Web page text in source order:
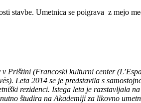
stavbe. Umetnica se poigrava z mejo
Prištini (Francoski kulturni center
Leta 2014 se je predstavila s
rezidenci. Istega leta je razstavljala
študira na Akademiji za likovno